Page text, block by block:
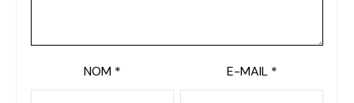
NOM * E-MAIL *